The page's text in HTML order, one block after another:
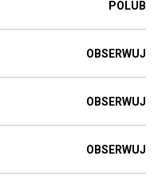
POLUB
OBSERWUJ
OBSERWUJ
OBSERWUJ